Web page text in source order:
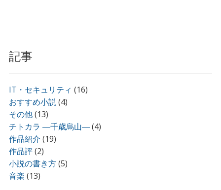
記事
IT・セキュリティ (16)
おすすめ小説(4)
その他(13)
チトカラ ―千歳烏山―(4)
作品紹介 (19)
作品評(2)
小説の書き方(5)
音楽 (13)